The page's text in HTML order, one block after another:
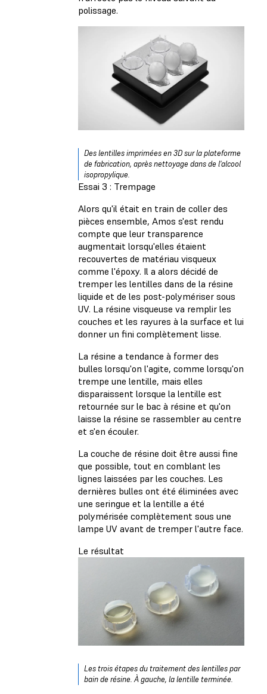
polissage.
Des lentilles imprimées en 3D sur la plateforme
de fabrication, après nettoyage dans de l'alcool
isopropylique.
Essai 3 : Trempage
Alors qu'il était en train de coller des
pièces ensemble, Amos s'est rendu
compte que leur transparence
augmentait lorsqu'elles étaient
recouvertes de matériau visqueux
comme l'époxy. Il a alors décidé de
tremper les lentilles dans de la résine
liquide et de les post-polymériser sous
UV. La résine visqueuse va remplir les
couches et les rayures à la surface et lui
donner un fini complètement lisse.
La résine a tendance à former des
bulles lorsqu'on l'agite, comme lorsqu'on
trempe une lentille, mais elles
disparaissent lorsque la lentille est
retournée sur le bac à résine et qu'on
laisse la résine se rassembler au centre
et s'en écouler.
La couche de résine doit être aussi fine
que possible, tout en comblant les
lignes laissées par les couches. Les
dernières bulles ont été éliminées avec
une seringue et la lentille a été
polymérisée complètement sous une
lampe UV avant de tremper l'autre face.
Le résultat
Les trois étapes du traitement des lentilles par
bain de résine. À gauche, la lentille terminée.